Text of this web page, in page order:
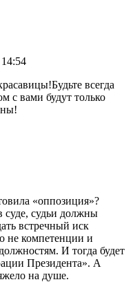
всегда
с вами будут только
«оппозиция»?
суде, судьи должны
встречный иск
не компетенции и
И тогда будет
Президента». А
на душе.